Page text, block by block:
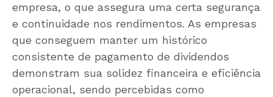
empresa, o que assegura uma certa segurança
e continuidade nos rendimentos. As empresas
que conseguem manter um histórico
consistente de pagamento de dividendos
demonstram sua solidez financeira e eficiência
operacional, sendo percebidas como